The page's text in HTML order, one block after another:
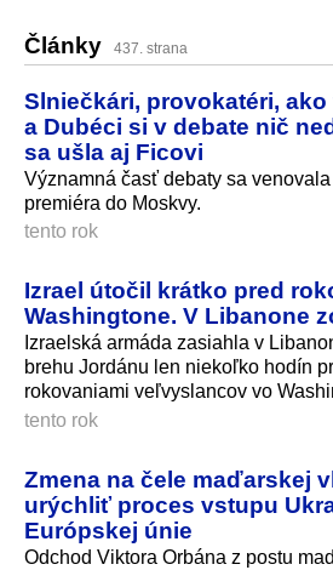
Články 437. strana
Slniečkári, provokatéri, ako
a Dubéci si v debate nič
sa ušla aj Ficovi
Významná časť debaty sa
premiéra do Moskvy.
tento rok
Izrael útočil krátko pred
Washingtone. V Libanone
Izraelská armáda zasiahla v
brehu Jordánu len niekoľko hodín
rokovaniami veľvyslancov vo
tento rok
Zmena na čele maďarskej
urýchliť proces vstupu
Európskej únie
Odchod Viktora Orbána z postu